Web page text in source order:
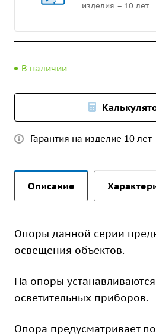
изделия – 10 лет
В наличии
Гарантия на изделие 10 лет
Описание
Опоры данной серии
освещения объектов.
На опоры
осветительных приборов.
Опора предусматривает